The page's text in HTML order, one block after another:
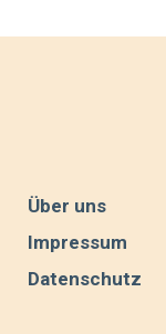
Über uns
Impressum
Datenschutz